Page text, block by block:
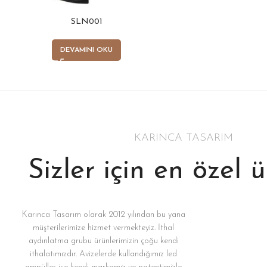
SLN001
DEVAMINI OKU
KARINCA TASARIM
Sizler için en özel
Karınca Tasarım olarak 2012 yılından bu yana
müşterilerimize hizmet vermekteyiz. İthal
aydınlatma grubu ürünlerimizin çoğu kendi
ithalatımızdır. Avizelerde kullandığımız led